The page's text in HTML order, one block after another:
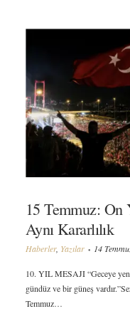
15 Temmuz: On
Aynı Kararlılık
Haberler, Yazılar 14
10. YIL MESAJI “Geceye
gündüz ve bir güneş
Temmuz…